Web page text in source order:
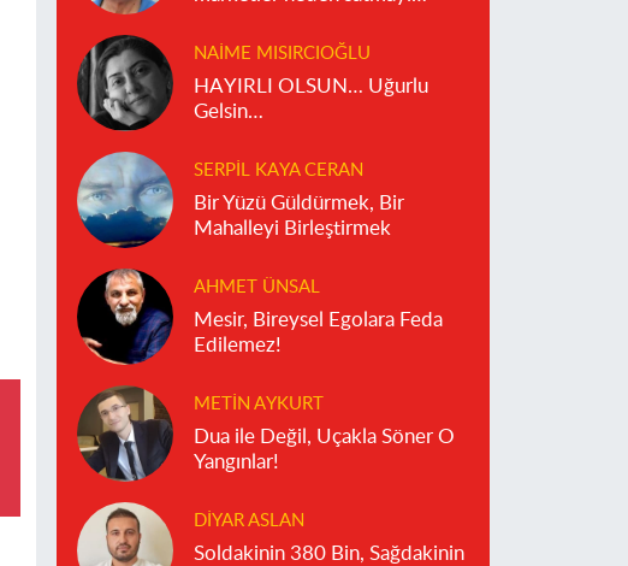
NAIME MISIRCIOĞLU
HAYIRLI OLSUN… Uğurlu
Gelsin…
SERPIL KAYA CERAN
Bir Yüzü Güldürmek, Bir
Mahalleyi Birleştirmek
AHMET ÜNSAL
Mesir, Bireysel Egolara Feda
Edilemez!
METIN AYKURT
Dua ile Değil, Uçakla Söner O
Yangınlar!
DIYAR ASLAN
Soldakinin 380 Bin, Sağdakinin